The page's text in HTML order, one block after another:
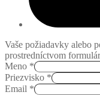
Vaše požiadavky alebo
prostredníctvom
Meno *
Priezvisko *
Email *